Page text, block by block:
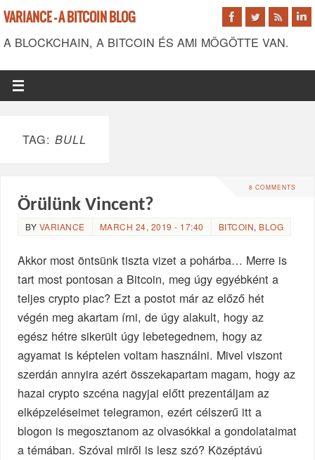
VARIANCE - A BITCOIN BLOG
A BLOCKCHAIN, A BITCOIN ÉS AMI MÖGÖTTE VAN.
TAG: BULL
8 COMMENTS
Örülünk Vincent?
BY VARIANCE MARCH 24, 2019 - 17:40 BITCOIN, BLOG
Akkor most öntsünk tiszta vizet a pohárba… Merre is
tart most pontosan a Bitcoin, meg úgy egyébként a
teljes crypto piac? Ezt a postot már az előző hét
végén meg akartam írni, de úgy alakult, hogy az
egész hétre sikerült úgy lebetegednem, hogy az
agyamat is képtelen voltam használni. Mivel viszont
szerdán annyira azért összekapartam magam, hogy az
hazai crypto szcéna nagyjai előtt prezentáljam az
elképzeléseimet telegramon, ezért célszerű itt a
blogon is megosztanom az olvasókkal a gondolataimat
a témában. Szóval miről is lesz szó? Középtávú